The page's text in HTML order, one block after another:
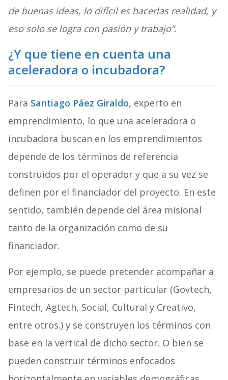
de buenas ideas, lo difícil es hacerlas realidad, y
eso solo se logra con pasión y trabajo”.
¿Y que tiene en cuenta una
aceleradora o incubadora?
Para Santiago Páez Giraldo, experto en
emprendimiento, lo que una aceleradora o
incubadora buscan en los emprendimientos
depende de los términos de referencia
construidos por el operador y que a su vez se
definen por el financiador del proyecto. En este
sentido, también depende del área misional
tanto de la organización como de su
financiador.
Por ejemplo, se puede pretender acompañar a
empresarios de un sector particular (Govtech,
Fintech, Agtech, Social, Cultural y Creativo,
entre otros.) y se construyen los términos con
base en la vertical de dicho sector. O bien se
pueden construir términos enfocados